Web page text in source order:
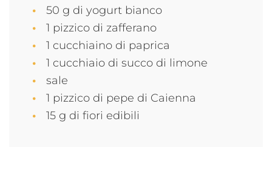
50 g di yogurt bianco
1 pizzico di zafferano
1 cucchiaino di paprica
1 cucchiaio di succo di limone
sale
1 pizzico di pepe di Caienna
15 g di fiori edibili